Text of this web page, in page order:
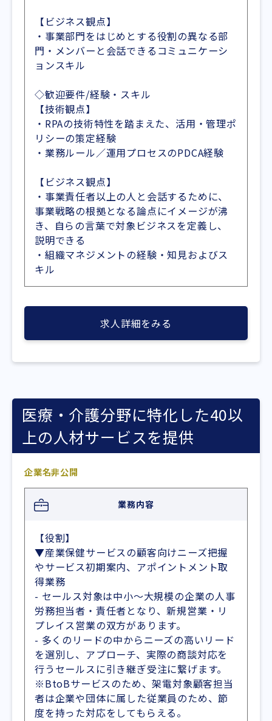
【ビジネス観点】
・事業部門をはじめとする役割の異なる部
門・メンバーと会話できるコミュニケーシ
ョンスキル
◇歓迎要件/経験・スキル
【技術観点】
・RPAの技術特性を踏まえた、活用・管理ポ
リシーの策定経験
・業務ルール／運用プロセスのPDCA経験
【ビジネス観点】
・事業責任者以上の人と会話するために、
事業戦略の根拠となる論点にイメージが沸
き、自らの言葉で対象ビジネスを定義し、
説明できる
・組織マネジメントの経験・知見およびス
キル
求人詳細をみる
医療・介護分野に特化した40以
上の人材サービスを提供
企業名非公開
業務内容
【役割】
▼産業保健サービスの顧客向けニーズ把握
やサービス初期案内、アポイントメント取
得業務
- セールス対象は中小～大規模の企業の人事
労務担当者・責任者となり、新規営業・リ
プレイス営業の双方があります。
- 多くのリードの中からニーズの高いリード
を選別し、アプローチ、実際の商談対応を
行うセールスに引き継ぎ受注に繋げます。
※BtoBサービスのため、架電対象顧客担当
者は企業や団体に属した従業員のため、節
度を持った対応をしてもらえる。